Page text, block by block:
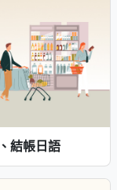
結帳日語